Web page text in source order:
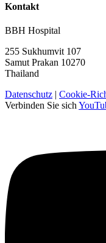
Kontakt
BBH Hospital
255 Sukhumvit 107
Samut Prakan 10270
Thailand
Datenschutz | Cookie-
Verbinden Sie sich